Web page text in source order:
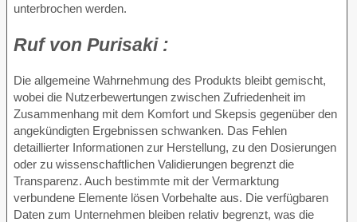
unterbrochen werden.
Ruf von Purisaki :
Die allgemeine Wahrnehmung des Produkts bleibt gemischt,
wobei die Nutzerbewertungen zwischen Zufriedenheit im
Zusammenhang mit dem Komfort und Skepsis gegenüber den
angekündigten Ergebnissen schwanken. Das Fehlen
detaillierter Informationen zur Herstellung, zu den Dosierungen
oder zu wissenschaftlichen Validierungen begrenzt die
Transparenz. Auch bestimmte mit der Vermarktung
verbundene Elemente lösen Vorbehalte aus. Die verfügbaren
Daten zum Unternehmen bleiben relativ begrenzt, was die